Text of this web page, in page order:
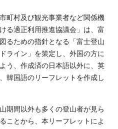
町村及び観光事業者など関係機
る適正利用推進協議会」は、富
るための指針となる「富士登山
ライン」を策定し、外国の方に
う、作成済の日本語以外に、英
韓国語のリーフレットを作成し
期間以外も多くの登山者が見ら
ことから、本リーフレットによ